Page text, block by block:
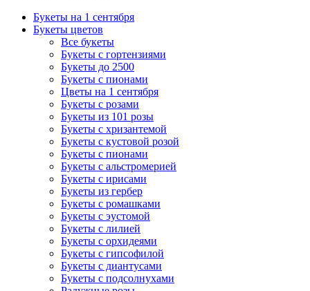
Букеты на 1 сентября
Букеты цветов
Все букеты
Букеты с гортензиями
Букеты до 2500
Букеты с пионами
Цветы на 1 сентября
Букеты с розами
Букеты из 101 розы
Букеты с хризантемой
Букеты с кустовой розой
Букеты с пионами
Букеты с альстромерией
Букеты с ирисами
Букеты из гербер
Букеты с ромашками
Букеты с эустомой
Букеты с лилией
Букеты с орхидеями
Букеты с гипсофилой
Букеты с диантусами
Букеты с подсолнухами